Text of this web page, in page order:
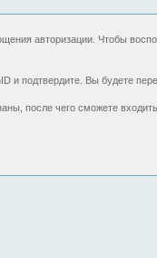
авторизации. Чтобы
и подтвердите. Вы будете
после чего сможете